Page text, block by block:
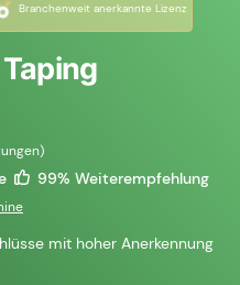
Branchenweit anerkannte Lizenz
99% Weiterempfehlung
mit hoher Anerkennung